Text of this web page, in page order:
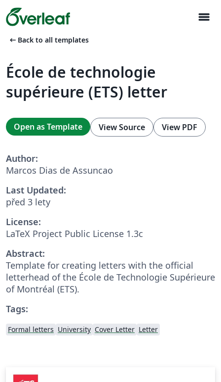
menu
arrow_left_alt Back to all templates
École de technologie
supérieure (ETS) letter
Open as Template View Source View PDF
Author:
Marcos Dias de Assuncao
Last Updated:
před 3 lety
License:
LaTeX Project Public License 1.3c
Abstract:
Template for creating letters with the official
letterhead of the École de Technologie Supérieure
of Montréal (ETS).
Tags:
Formal letters University Cover Letter Letter